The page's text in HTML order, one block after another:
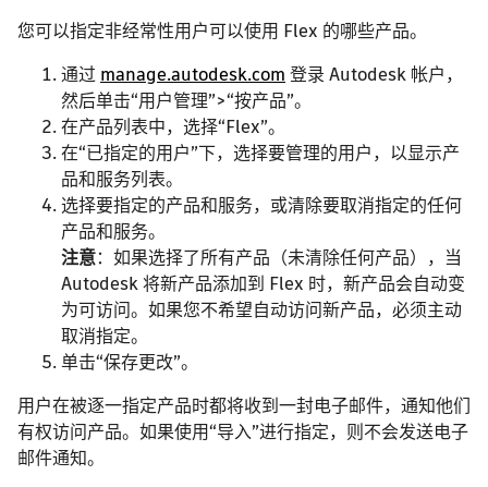
您可以指定非经常性用户可以使用 Flex 的哪些产品。
通过 manage.autodesk.com 登录 Autodesk 帐户，
然后单击“用户管理”>“按产品”。
在产品列表中，选择“Flex”。
在“已指定的用户”下，选择要管理的用户，以显示产
品和服务列表。
选择要指定的产品和服务，或清除要取消指定的任何
产品和服务。
注意：如果选择了所有产品（未清除任何产品），当
Autodesk 将新产品添加到 Flex 时，新产品会自动变
为可访问。如果您不希望自动访问新产品，必须主动
取消指定。
单击“保存更改”。
用户在被逐一指定产品时都将收到一封电子邮件，通知他们
有权访问产品。如果使用“导入”进行指定，则不会发送电子
邮件通知。